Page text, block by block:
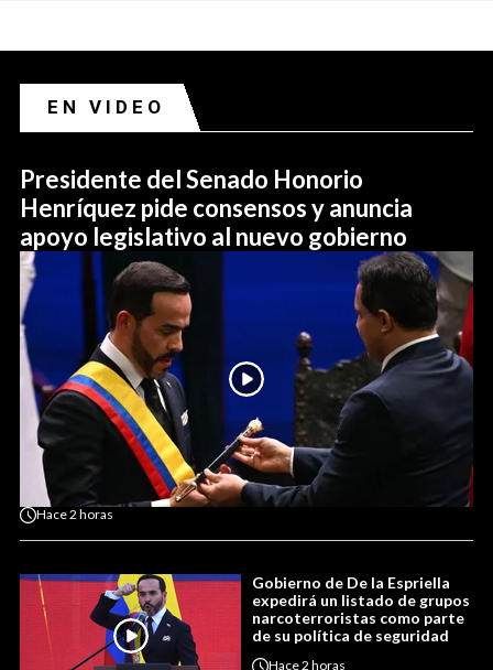
EN VIDEO
Presidente del Senado Honorio
Henríquez pide consensos y anuncia
apoyo legislativo al nuevo gobierno
Hace2 horas
Gobierno de De la Espriella
expedirá un listado de grupos
narcoterroristas como parte
de su política de seguridad
Hace2 horas